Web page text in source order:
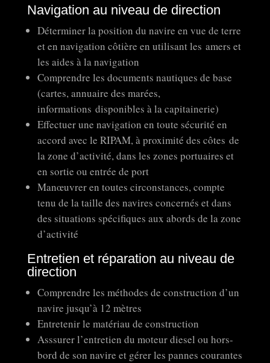
Navigation au niveau de direction
Déterminer la position du navire en vue de terre
et en navigation côtière en utilisant les amers et
les aides à la navigation
Comprendre les documents nautiques de base
(cartes, annuaire des marées,
informations disponibles à la capitainerie)
Effectuer une navigation en toute sécurité en
accord avec le RIPAM, à proximité des côtes de
la zone d’activité, dans les zones portuaires et
en sortie ou entrée de port
Manœuvrer en toutes circonstances, compte
tenu de la taille des navires concernés et dans
des situations spécifiques aux abords de la zone
d’activité
Entretien et réparation au niveau de
direction
Comprendre les méthodes de construction d’un
navire jusqu’à 12 mètres
Entretenir le matériau de construction
Asssurer l’entretien du moteur diesel ou hors-
bord de son navire et gérer les pannes courantes